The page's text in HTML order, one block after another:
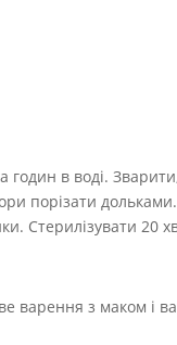
в воді.
порізати
Стерилізувати 20
варення з маком і